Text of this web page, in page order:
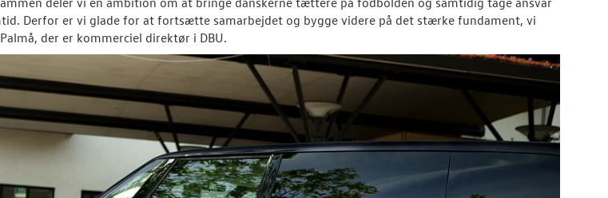
Derfor er vi glade for at fortsætte samarbejdet og bygge videre på det stærke fundament, vi
der er kommerciel direktør i DBU.